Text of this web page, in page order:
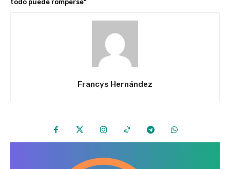
todo puede romperse”
Francys Hernández